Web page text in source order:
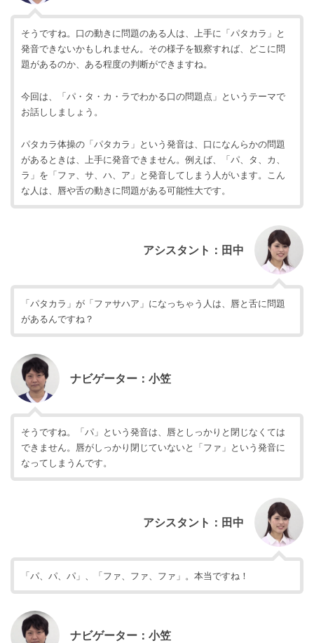
そうですね。口の動きに問題のある人は、上手に「パタカラ」と
発音できないかもしれません。その様子を観察すれば、どこに問
題があるのか、ある程度の判断ができますね。
今回は、「パ・タ・カ・ラでわかる口の問題点」というテーマで
お話ししましょう。
パタカラ体操の「パタカラ」という発音は、口になんらかの問題
があるときは、上手に発音できません。例えば、「パ、タ、カ、
ラ」を「ファ、サ、ハ、ア」と発音してしまう人がいます。こん
な人は、唇や舌の動きに問題がある可能性大です。
アシスタント：田中
「パタカラ」が「ファサハア」になっちゃう人は、唇と舌に問題
があるんですね？
ナビゲーター：小笠
そうですね。「パ」という発音は、唇としっかりと閉じなくては
できません。唇がしっかり閉じていないと「ファ」という発音に
なってしまうんです。
アシスタント：田中
「パ、パ、パ」、「ファ、ファ、ファ」。本当ですね！
ナビゲーター：小笠